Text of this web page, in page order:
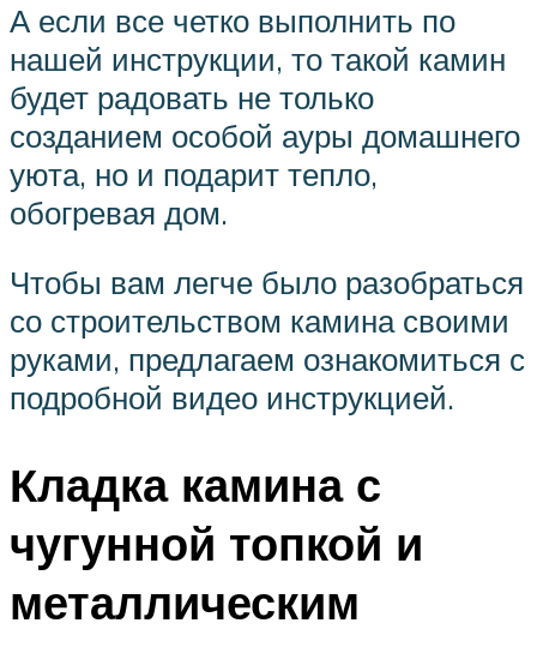
А если все четко выполнить по
нашей инструкции, то такой камин
будет радовать не только
созданием особой ауры домашнего
уюта, но и подарит тепло,
обогревая дом.
Чтобы вам легче было разобраться
со строительством камина своими
руками, предлагаем ознакомиться с
подробной видео инструкцией.
Кладка камина с
чугунной топкой и
металлическим